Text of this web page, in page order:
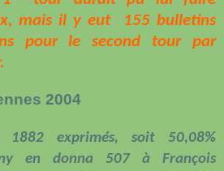
mais il y eut
155 bulletins
pour le second tour par
2004
exprimés, soit 50,08%
en donna 507 à François